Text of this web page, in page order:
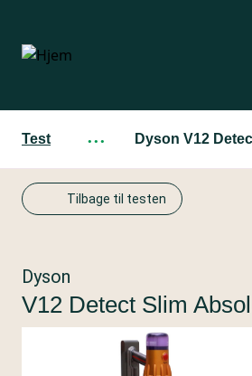
hovedindhold
Test ··· Dyson V12
Tilbage til testen
Dyson
V12 Detect Slim